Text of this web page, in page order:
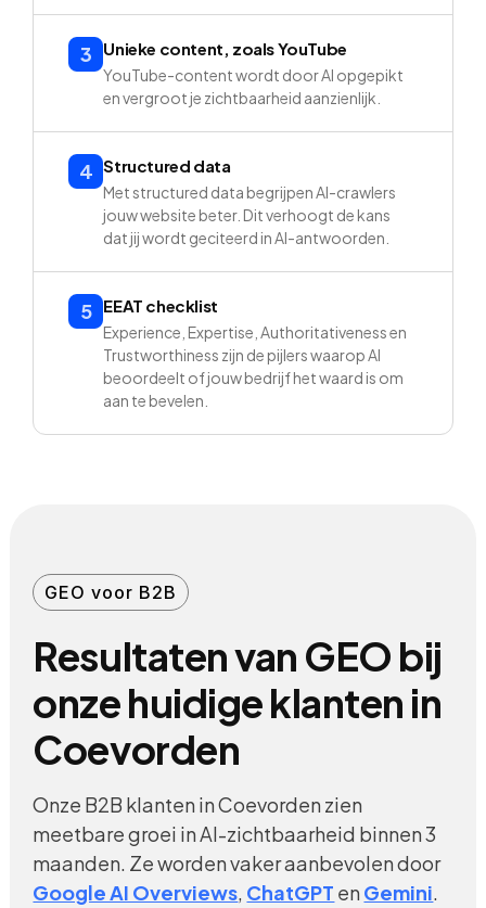
3 Unieke content, zoals YouTube
YouTube-content wordt door AI opgepikt
en vergroot je zichtbaarheid aanzienlijk.
4 Structured data
Met structured data begrijpen AI-crawlers
jouw website beter. Dit verhoogt de kans
dat jij wordt geciteerd in AI-antwoorden.
5 EEAT checklist
Experience, Expertise, Authoritativeness en
Trustworthiness zijn de pijlers waarop AI
beoordeelt of jouw bedrijf het waard is om
aan te bevelen.
GEO voor B2B
Resultaten van GEO bij
onze huidige klanten in
Coevorden
Onze B2B klanten in Coevorden zien
meetbare groei in AI-zichtbaarheid binnen 3
maanden. Ze worden vaker aanbevolen door
Google AI Overviews, ChatGPT en Gemini.